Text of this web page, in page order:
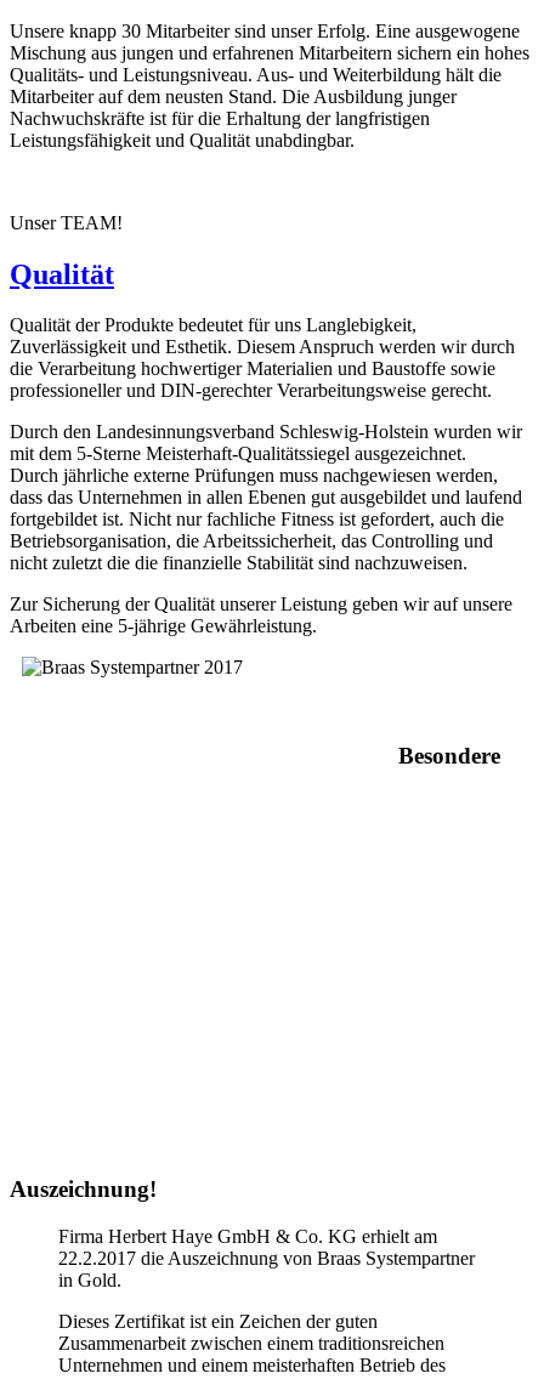
Unsere knapp 30 Mitarbeiter sind unser Erfolg. Eine ausgewogene
Mischung aus jungen und erfahrenen Mitarbeitern sichern ein hohes
Qualitäts- und Leistungsniveau. Aus- und Weiterbildung hält die
Mitarbeiter auf dem neusten Stand. Die Ausbildung junger
Nachwuchskräfte ist für die Erhaltung der langfristigen
Leistungsfähigkeit und Qualität unabdingbar.
Unser TEAM!
Qualität
Qualität der Produkte bedeutet für uns Langlebigkeit,
Zuverlässigkeit und Esthetik. Diesem Anspruch werden wir durch
die Verarbeitung hochwertiger Materialien und Baustoffe sowie
professioneller und DIN-gerechter Verarbeitungsweise gerecht.
Durch den Landesinnungsverband Schleswig-Holstein wurden wir
mit dem 5-Sterne Meisterhaft-Qualitätssiegel ausgezeichnet.
Durch jährliche externe Prüfungen muss nachgewiesen werden,
dass das Unternehmen in allen Ebenen gut ausgebildet und laufend
fortgebildet ist. Nicht nur fachliche Fitness ist gefordert, auch die
Betriebsorganisation, die Arbeitssicherheit, das Controlling und
nicht zuletzt die die finanzielle Stabilität sind nachzuweisen.
Zur Sicherung der Qualität unserer Leistung geben wir auf unsere
Arbeiten eine 5-jährige Gewährleistung.
Besondere
Auszeichnung!
Firma Herbert Haye GmbH & Co. KG erhielt am
22.2.2017 die Auszeichnung von Braas Systempartner
in Gold.
Dieses Zertifikat ist ein Zeichen der guten
Zusammenarbeit zwischen einem traditionsreichen
Unternehmen und einem meisterhaften Betrieb des